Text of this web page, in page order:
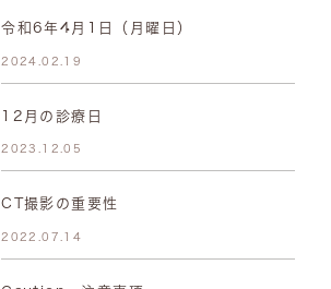
令和6年4月1日（月曜日）
2024.02.19
12月の診療日
2023.12.05
CT撮影の重要性
2022.07.14